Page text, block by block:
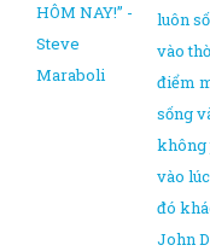
HÔM NAY!” -
Steve
Maraboli
luôn
vào
điểm
sống
không
vào
đó
John